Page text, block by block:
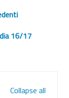
16/17
Collapse all